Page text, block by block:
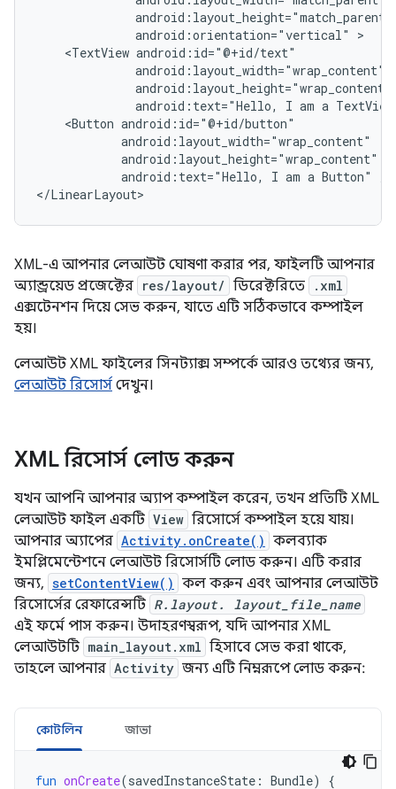
android:orientation="vertical"
<TextView
android:text="Hello,
I am a
<Button
android:text="Hello,
I am a Button"
</LinearLayout>
XML-এ আপনার লেআউট ঘোষণা করার পর, ফাইলটি আপনার
অ্যান্ড্রয়েড প্রজেক্টের res/layout/ ডিরেক্টরিতে .xml
এক্সটেনশন দিয়ে সেভ করুন, যাতে এটি সঠিকভাবে কম্পাইল
হয়।
লেআউট XML ফাইলের সিনট্যাক্স সম্পর্কে আরও তথ্যের জন্য,
লেআউট রিসোর্স দেখুন।
XML রিসোর্স লোড করুন
যখন আপনি আপনার অ্যাপ কম্পাইল করেন, তখন প্রতিটি XML
লেআউট ফাইল একটি View রিসোর্সে কম্পাইল হয়ে যায়।
আপনার অ্যাপের Activity.onCreate() কলব্যাক
ইমপ্লিমেন্টেশনে লেআউট রিসোর্সটি লোড করুন। এটি করার
জন্য, setContentView() কল করুন এবং আপনার লেআউট
রিসোর্সের রেফারেন্সটি R.layout. layout_file_name
এই ফর্মে পাস করুন। উদাহরণস্বরূপ, যদি আপনার XML
লেআউটটি main_layout.xml হিসাবে সেভ করা থাকে,
তাহলে আপনার Activity জন্য এটি নিম্নরূপে লোড করুন:
কোটলিন জাভা
fun onCreate(savedInstanceState : Bundle) {